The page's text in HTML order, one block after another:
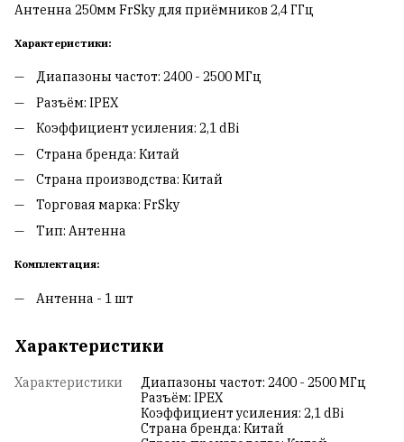
Антенна 250мм FrSky для приёмников 2,4 ГГц
Характеристики:
Диапазоны частот: 2400 - 2500 МГц
Разъём: IPEX
Коэффициент усиления: 2,1 dBi
Страна бренда: Китай
Страна производства: Китай
Торговая марка: FrSky
Тип: Антенна
Комплектация:
Антенна - 1 шт
Характеристики
Характеристики
Диапазоны частот: 2400 - 2500 МГц
Разъём: IPEX
Коэффициент усиления: 2,1 dBi
Страна бренда: Китай